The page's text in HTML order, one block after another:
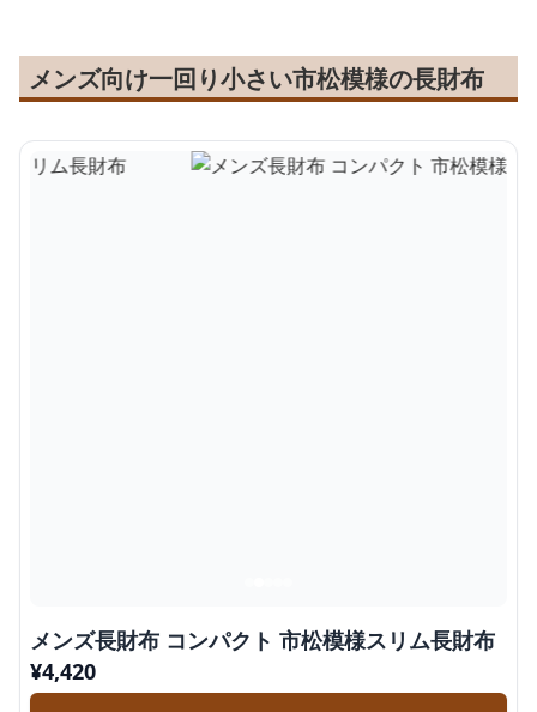
メンズ向け一回り小さい市松模様の長財布
メンズ長財布 コンパクト 市松模様スリム長財布
¥4,420